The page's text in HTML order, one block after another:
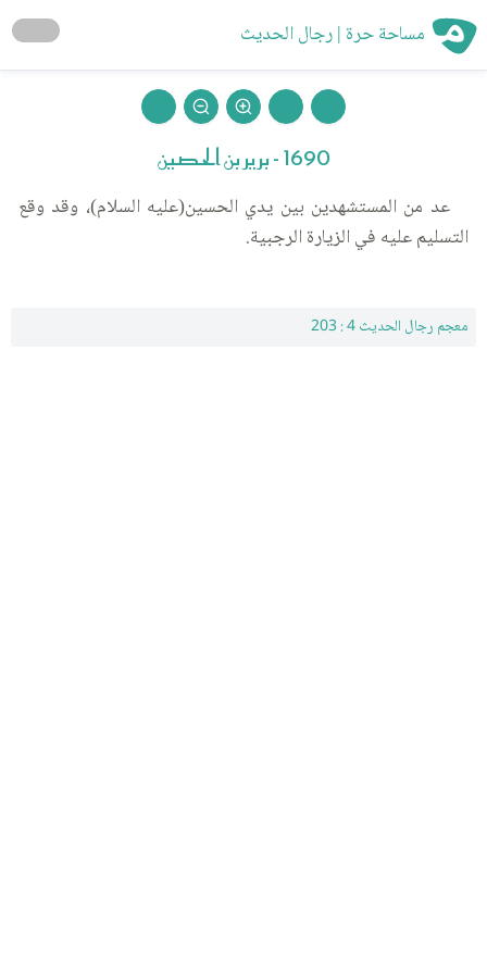
مساحة حرة | رجال الحديث
1690 - برير بن الحصين
عد من المستشهدين بين يدي الحسين(عليه السلام)، وقد وقع
التسليم عليه في الزيارة الرجبية.
معجم رجال الحديث 4 : 203